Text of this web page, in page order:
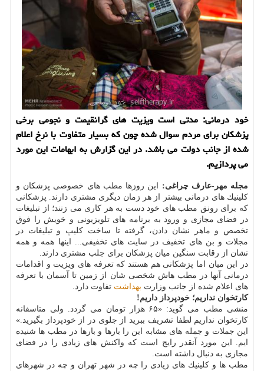
خود درمانی: مدتی است ویزیت های گرانقیمت و نجومی برخی
پزشكان برای مردم سوال شده چون كه بسیار متفاوت با نرخ اعلام
شده از جانب دولت می باشد. در این گزارش به ابهامات این مورد
می پردازیم.
مجله مهر-عارف چراغی:
این روزها مطب های خصوصی پزشكان و
كلینیك های درمانی بیشتر از هر زمان دیگری مشتری دارند. پزشكانی
كه برای رونق مطب های خود دست به هر كاری می زنند؛ از تبلیغات
در فضای مجازی و ورود به برنامه های تلویزیونی و خویش را فوق
تخصص و ماهر نشان دادن، گرفته تا ساخت كلیپ و تبلیغات در
مجلات و بن های تخفیف در سایت های تخفیفی... اینها همه و همه
نشان از رقابت سنگین میان پزشكان برای جلب مشتری دارند.
در این میان اما پزشكانی هم هستند كه تعرفه های ویزیت و اقدامات
درمانی آنها در مطب هاش شخصی شان از زمین تا آسمان با تعرفه
های اعلام شده از جانب وزارت بهداشت تفاوت دارد.
كارتخوان نداریم؛ خودپرداز داریم!
منشی مطب می گوید: «۶۵ هزار تومان می گردد. ولی متاسفانه
كارتخوان نداریم لطفا تشریف ببرید از جلوی در از خودپرداز بگیرید.»
این جملات و جمله های مشابه این را بارها و بارها در مطب ها شنیده
ایم. این مورد آنقدر رایج است كه واكنش های زیادی را در فضای
مجازی به دنبال داشته است.
مطب ها و كلینیك های زیادی را چه در شهر تهران و چه در شهرهای